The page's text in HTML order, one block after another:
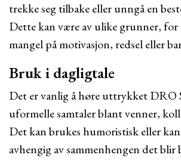
trekke seg tilbake eller unngå en
Dette kan være av ulike grunner, for
mangel på motivasjon, redsel eller
Bruk i dagligtale
Det er vanlig å høre uttrykket DRO
uformelle samtaler blant venner,
Det kan brukes humoristisk eller
avhengig av sammenhengen det blir